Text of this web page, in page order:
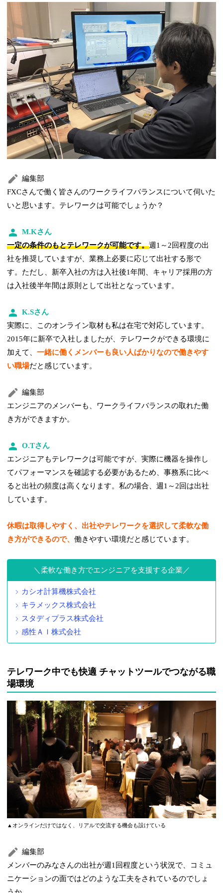
編集部
FXCさんで働く皆さんのワークライフバランスについて伺いた
いと思います。テレワークは可能でしょうか？
M.Kさん
一定の条件のもとテレワークが可能です。週1～2回程度の出
社を推奨していますが、業務上必要に応じて出社する形で
す。ただし、新卒入社の方は入社後1年間、キャリア採用の方
は入社後半年間は原則として出社となっています。
K.Sさん
実際に、このオンライン取材も私は在宅で対応しています。
2015年に新卒で入社しましたが、テレワークができる環境に
加えて、一緒に働くメンバーも良い人ばかりなので働きやす
い職場だと感じています。
編集部
エンジニアのメンバーも、ワークライフバランスの取れた働
き方ができますか。
O.Tさん
エンジニアもテレワークは可能ですが、実際に機器を操作し
てパフォーマンスを確認する必要があるため、事務系に比べ
ると出社の頻度は高くなります。私の場合、週1～2回は出社
しています。
休暇は取得しやすく、出社やテレワークを選択して柔軟な働
き方ができるので、働きやすい環境だと感じています。
柔軟な働き方でエンジニアを支援する企業
カシオ計算機株式会社
キラメックス株式会社
スタディプラス株式会社
感性ＡＩ株式会社
テレワーク中でも快適 チャットツールでつながる職
場環境
▲オンラインだけではなく、リアルで交流する機会も設けている
編集部
メンバーのみなさんの出社が週1回程度という状況で、コミュ
ニケーションの面ではどのような工夫をされているのでしょ